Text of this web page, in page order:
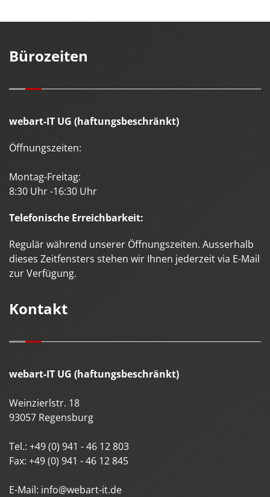
Bürozeiten
webart-IT UG (haftungsbeschränkt)
Öffnungszeiten:
Montag-Freitag:
8:30 Uhr -16:30 Uhr
Telefonische Erreichbarkeit:
Regulär während unserer Öffnungszeiten. Ausserhalb
dieses Zeitfensters stehen wir Ihnen jederzeit via E-Mail
zur Verfügung.
Kontakt
webart-IT UG (haftungsbeschränkt)
Weinzierlstr. 18
93057 Regensburg
Tel.: +49 (0) 941 - 46 12 803
Fax: +49 (0) 941 - 46 12 845
E-Mail: info@webart-it.de